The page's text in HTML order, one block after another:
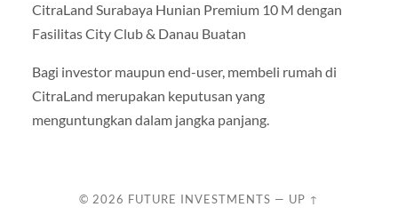
CitraLand Surabaya Hunian Premium 10 M dengan
Fasilitas City Club & Danau Buatan
Bagi investor maupun end-user, membeli rumah di
CitraLand merupakan keputusan yang
menguntungkan dalam jangka panjang.
© 2026 FUTURE INVESTMENTS — UP ↑